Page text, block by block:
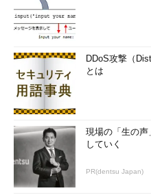
ARPを用いた発見方法である
でNmapを使用する場合には大
●-P0
ホストの発見を省略するもの
もなく、検査する対象が明確
よいだろう。ペネトレーション
度の情報をお客さまにいただき
合が多いため、ホストの発見フ
れる。
3.スキャンタイミング：効率
DDoS攻撃（
とは
現場の「生の声
していく
PR(dentsu Japan)